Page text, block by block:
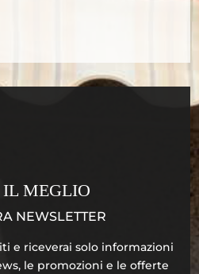
IL MEGLIO
NEWSLETTER
e riceverai solo informazioni
le promozioni e le offerte